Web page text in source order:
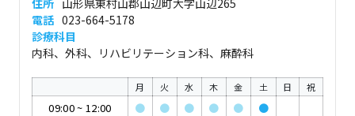
住所 山形県東村山郡山辺町大字山辺265
電話 023-664-5178
診療科目
内科、外科、リハビリテーション科、麻酔科
月 火 水 木 金 土 日 祝
09:00~ 12:00 ● ● ● ● ●
●